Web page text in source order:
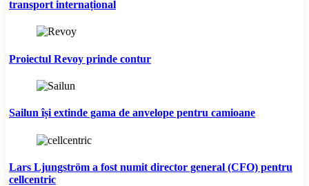
transport internațional
Proiectul Revoy prinde contur
Sailun își extinde gama de anvelope pentru camioane
Lars Ljungström a fost numit director general (CFO) pentru
cellcentric